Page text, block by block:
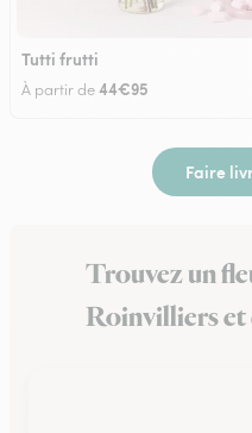
Tutti frutti
À partir de44€95
Faire
Trouvez un
Roinvilliers et